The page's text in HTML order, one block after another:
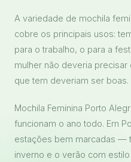
A variedade de mochila
cobre os principais usos:
para o trabalho, o para a
mulher não deveria
que tem deveriam ser boas.
Mochila Feminina Porto
funcionam o ano todo. Em
estações bem marcadas —
inverno e o verão com